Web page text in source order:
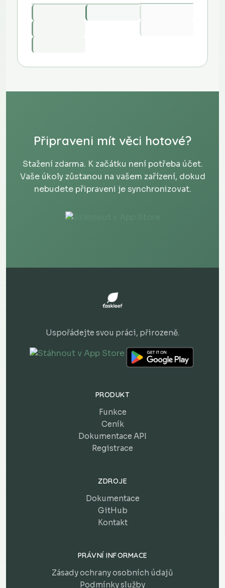
Připraveni mít věci hotové?
Stažení zdarma. K začátku není potřeba účet.
Vaše úkoly zůstanou na vašem zařízení, dokud
nebudete připraveni je synchronizovat.
Uspořádejte svou práci, přirozeně.
PRODUKT
Funkce
Ceník
Dokumentace API
Registrace
ZDROJE
Dokumentace
GitHub
Kontakt
PRÁVNÍ INFORMACE
Zásady ochrany osobních údajů
Podmínky služby